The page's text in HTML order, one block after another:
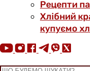
Рецепти
Хлібний
купуємо